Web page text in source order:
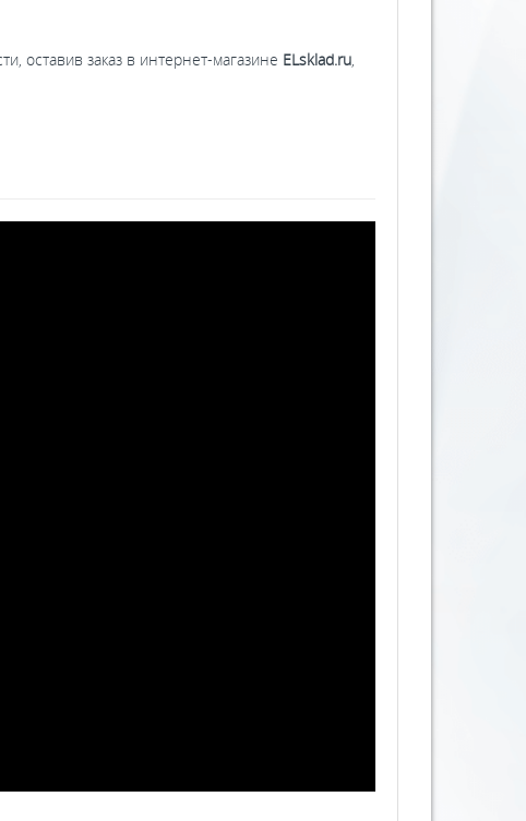
оставив заказ в интернет-магазине ELsklad.ru